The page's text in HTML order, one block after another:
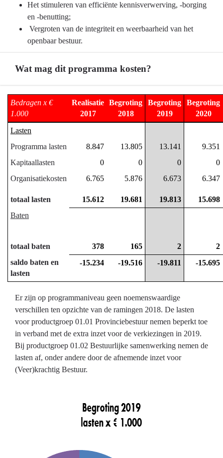
Het stimuleren van efficiënte kennisverwerving, -borging
en -benutting;
Vergroten van de integriteit en weerbaarheid van het
openbaar bestuur.
Wat mag dit programma kosten?
Terug
naar
navigatie
Programma
Wat
kosten?
Bedragen x €
1.000
Realisatie
2017
Begroting
2018
Begroting
2019
Begroting
2020
Lasten
Programma lasten
8.847 13.805 13.141
9.351
Kapitaallasten
0 0 0
0
Organisatiekosten
6.765 5.876 6.673 6.347
totaal lasten 15.612 19.681 19.813
15.698
Baten
totaal baten 378 165 2
2
saldo baten en
lasten
-15.234 -19.516 -19.811 -15.695
Er zijn op programmaniveau geen noemenswaardige
verschillen ten opzichte van de ramingen 2018. De lasten
voor productgroep 01.01 Provinciebestuur nemen beperkt toe
in verband met de extra inzet voor de verkiezingen in 2019.
Bij productgroep 01.02 Bestuurlijke samenwerking nemen de
lasten af, onder andere door de afnemende inzet voor
(Veer)krachtig Bestuur.